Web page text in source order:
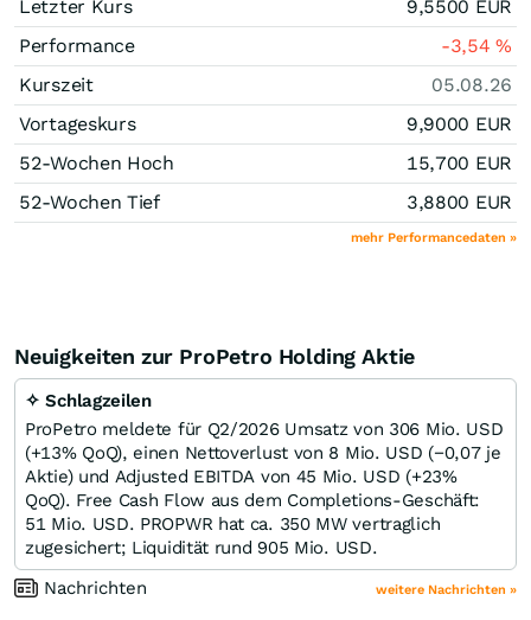
Letzter Kurs
9,5500 EUR
Performance
-3,54%
Kurszeit
05.08.26
Vortageskurs
9,9000 EUR
52-Wochen Hoch
15,700 EUR
52-Wochen Tief
3,8800 EUR
mehr Performancedaten »
Neuigkeiten zur ProPetro Holding Aktie
✧ Schlagzeilen
ProPetro meldete für Q2/2026 Umsatz von 306 Mio. USD
(+13% QoQ), einen Nettoverlust von 8 Mio. USD (−0,07 je
Aktie) und Adjusted EBITDA von 45 Mio. USD (+23%
QoQ). Free Cash Flow aus dem Completions‑Geschäft:
51 Mio. USD. PROPWR hat ca. 350 MW vertraglich
zugesichert; Liquidität rund 905 Mio. USD.
Nachrichten
weitere Nachrichten »